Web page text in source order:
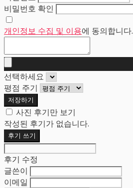
비밀번호 확인
개인정보 수집 및 이용에 동의합니다.
선택하세요
평점 주기
저장하기
사진 후기만 보기
작성된 후기가 없습니다.
후기 쓰기
후기 수정
글쓴이
이메일